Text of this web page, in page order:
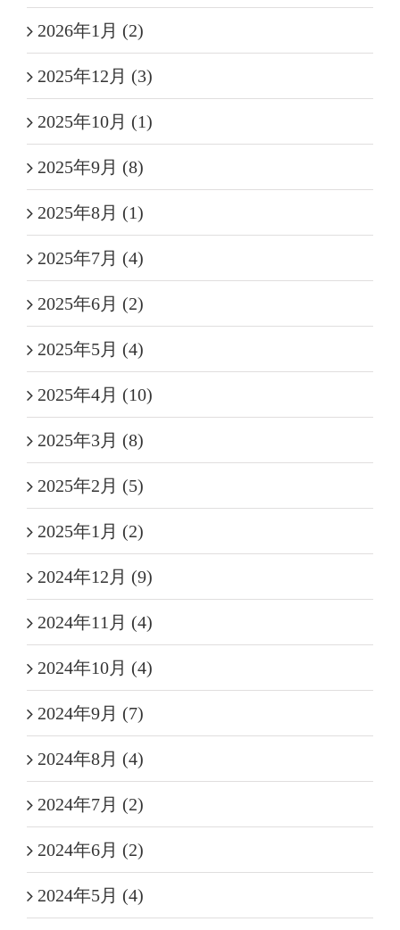
2026年1月 (2)
2025年12月 (3)
2025年10月 (1)
2025年9月 (8)
2025年8月 (1)
2025年7月 (4)
2025年6月 (2)
2025年5月 (4)
2025年4月 (10)
2025年3月 (8)
2025年2月 (5)
2025年1月 (2)
2024年12月 (9)
2024年11月 (4)
2024年10月 (4)
2024年9月 (7)
2024年8月 (4)
2024年7月 (2)
2024年6月 (2)
2024年5月 (4)